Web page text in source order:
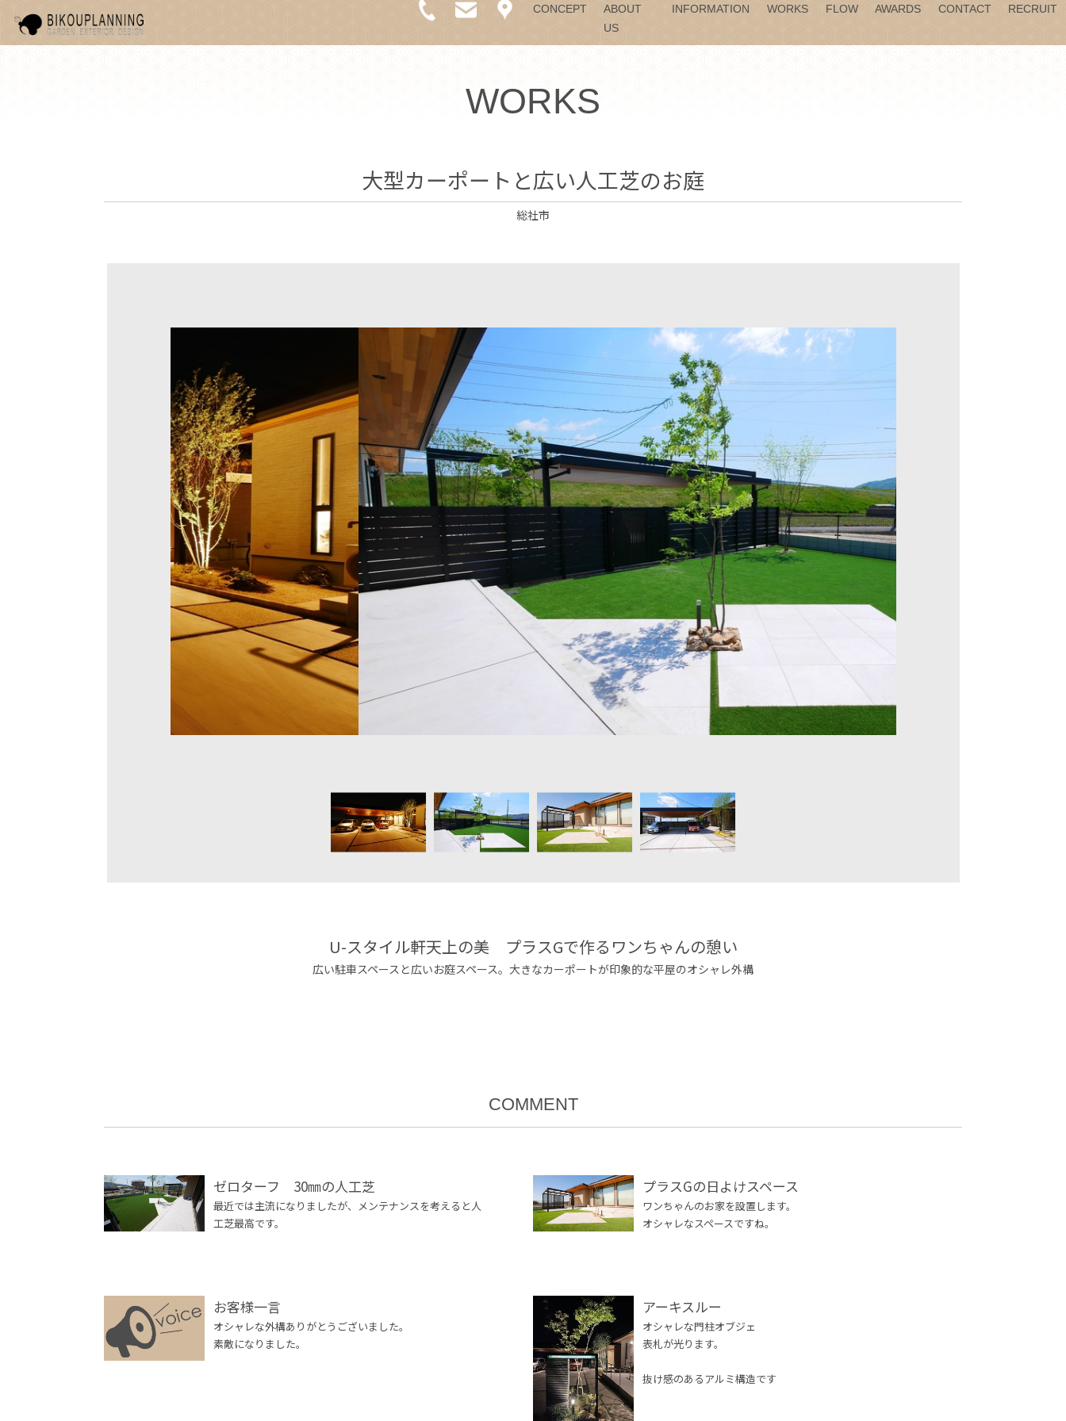
CONCEPT
ABOUT
US
INFORMATION WORKS FLOW AWARDS CONTACT RECRUIT
WORKS
大型カーポートと広い人工芝のお庭
総社市
U-スタイル軒天上の美 プラスGで作るワンちゃんの憩い
広い駐車スペースと広いお庭スペース。大きなカーポートが印象的な平屋のオシャレ外構
COMMENT
ゼロターフ 30㎜の人工芝
最近では主流になりましたが、メンテナンスを考えると人
工芝最高です。
プラスGの日よけスペース
ワンちゃんのお家を設置します。
オシャレなスペースですね。
お客様一言
オシャレな外構ありがとうございました。
素敵になりました。
アーキスルー
オシャレな門柱オブジェ
表札が光ります。
抜け感のあるアルミ構造です